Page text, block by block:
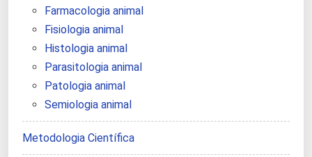
Farmacologia animal
Fisiologia animal
Histologia animal
Parasitologia animal
Patologia animal
Semiologia animal
Metodologia Científica